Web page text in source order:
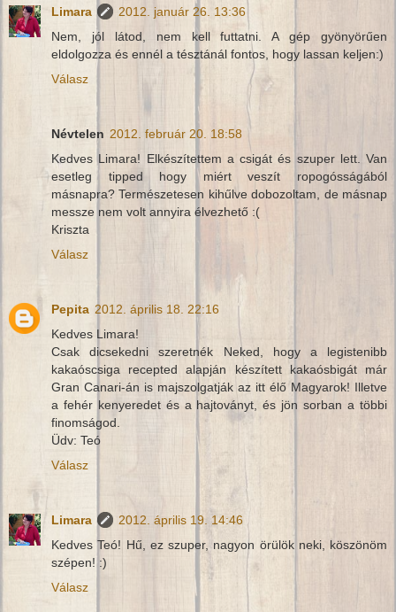
Limara
2012. január 26. 13:36
Nem, jól látod, nem kell futtatni. A gép gyönyörűen
eldolgozza és ennél a tésztánál fontos, hogy lassan keljen:)
Válasz
Névtelen 2012. február 20. 18:58
Kedves Limara! Elkészítettem a csigát és szuper lett. Van
esetleg tipped hogy miért veszít ropogósságából
másnapra? Természetesen kihűlve dobozoltam, de másnap
messze nem volt annyira élvezhető :(
Kriszta
Válasz
Pepita 2012. április 18. 22:16
Kedves Limara!
Csak dicsekedni szeretnék Neked, hogy a legistenibb
kakaóscsiga recepted alapján készített kakaósbigát már
Gran Canari-án is majszolgatják az itt élő Magyarok! Illetve
a fehér kenyeredet és a hajtoványt, és jön sorban a többi
finomságod.
Üdv: Teó
Válasz
Limara
2012. április 19. 14:46
Kedves Teó! Hű, ez szuper, nagyon örülök neki, köszönöm
szépen! :)
Válasz